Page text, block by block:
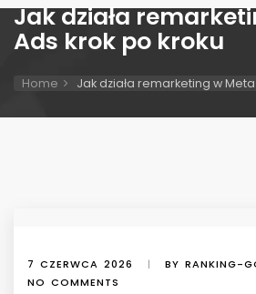
Jak działa
Ads krok po kroku
Home Jak działa remarketing w
7 CZERWCA 2026 | BY RANKING-
NO COMMENTS